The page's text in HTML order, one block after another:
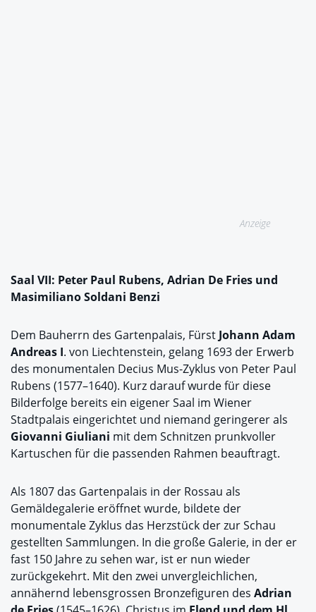
Anzeige
Saal VII: Peter Paul Rubens, Adrian De Fries und
Masimiliano Soldani Benzi
Dem Bauherrn des Gartenpalais, FürstJohann Adam
Andreas I. von Liechtenstein, gelang 1693 der Erwerb
des monumentalen Decius Mus-Zyklus von Peter Paul
Rubens (1577–1640). Kurz darauf wurde für diese
Bilderfolge bereits ein eigener Saal im Wiener
Stadtpalais eingerichtet und niemand geringerer als
Giovanni Giuliani mit dem Schnitzen prunkvoller
Kartuschen für die passenden Rahmen beauftragt.
Als 1807 das Gartenpalais in der Rossau als
Gemäldegalerie eröffnet wurde, bildete der
monumentale Zyklus das Herzstück der zur Schau
gestellten Sammlungen. In die große Galerie, in der er
fast 150 Jahre zu sehen war, ist er nun wieder
zurückgekehrt. Mit den zwei unvergleichlichen,
annähernd lebensgrossen Bronzefiguren des Adrian